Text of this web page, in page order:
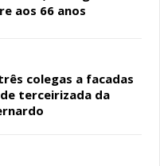
aos 66 anos
colegas a facadas
terceirizada da